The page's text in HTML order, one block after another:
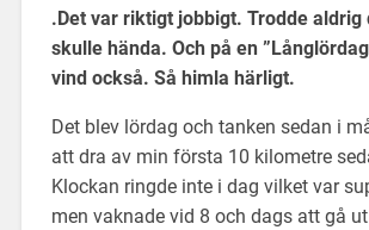
.Det var riktigt jobbigt. Trodde aldrig
skulle hända. Och på en
vind också. Så himla härligt.
Det blev lördag och tanken sedan i
att dra av min första 10 kilometre
Klockan ringde inte i dag vilket var
men vaknade vid 8 och dags att gå